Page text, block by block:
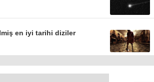
en iyi tarihi diziler